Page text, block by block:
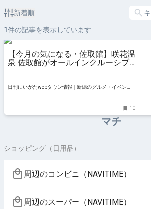
新着順
1件の記事を表示しています
【今月の気になる・佐取館】咲花温
泉 佐取館がオールインクルーシブ
日刊にいがたwebタウン情報｜新潟のグルメ・イベン
10
マチ
ショッピング（日用品）
周辺のコンビニ（NAVITIME）
周辺のスーパー（NAVITIME）